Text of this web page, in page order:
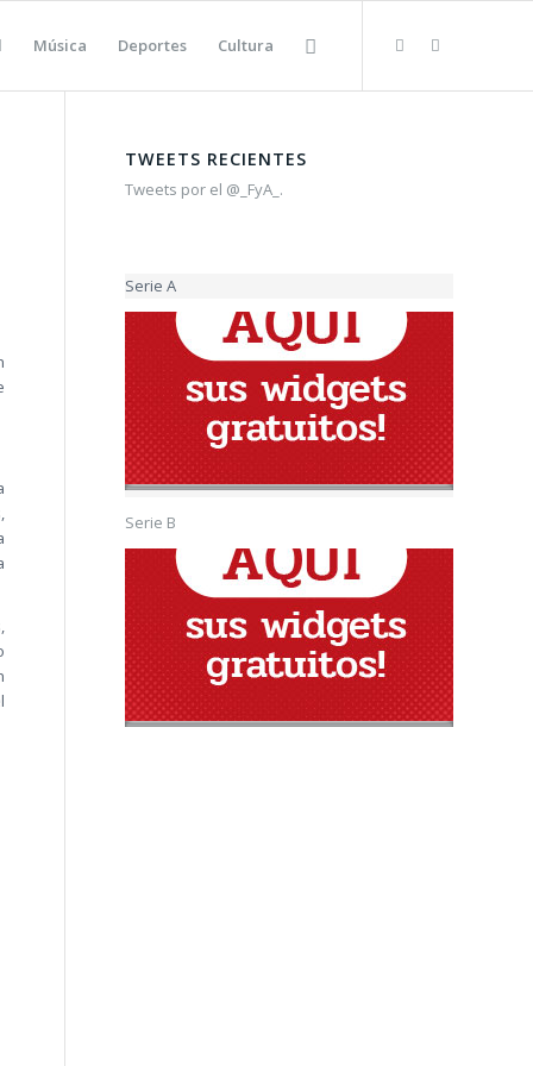
Música Deportes Cultura
TWEETS RECIENTES
Tweets por el @_FyA_.
Serie A
Serie B